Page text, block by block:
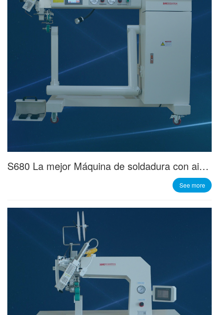
S680 La mejor Máquina de soldadura con aire caliente o cuña caliente
See more